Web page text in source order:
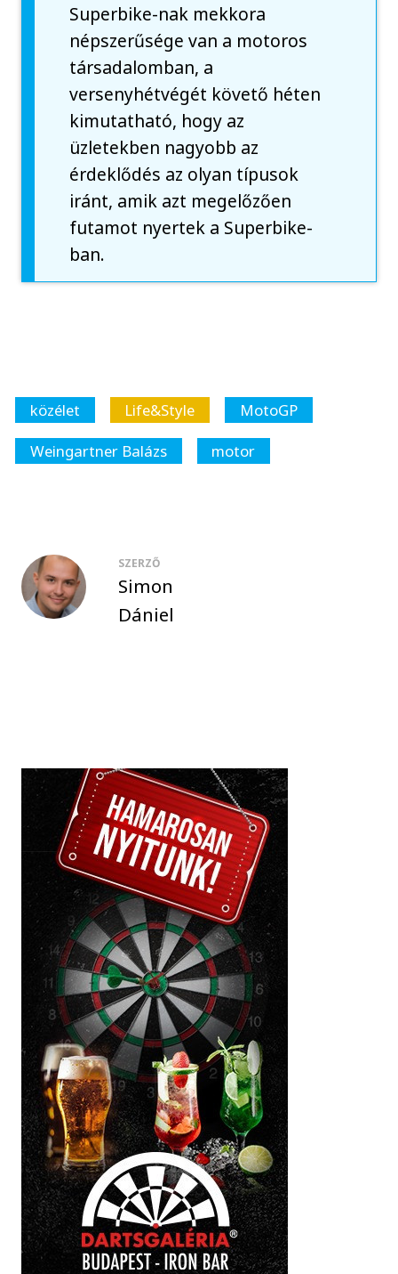
Superbike-nak mekkora
népszerűsége van a motoros
társadalomban, a
versenyhétvégét követő héten
kimutatható, hogy az
üzletekben nagyobb az
érdeklődés az olyan típusok
iránt, amik azt megelőzően
futamot nyertek a Superbike-
ban.
közélet Life&Style
MotoGP
Weingartner Balázs
motor
SZERZŐ
Simon
Dániel